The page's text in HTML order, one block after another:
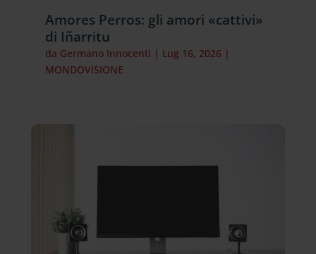
Amores Perros: gli amori «cattivi»
di Iñarritu
da Germano Innocenti | Lug 16, 2026 |
MONDOVISIONE